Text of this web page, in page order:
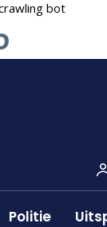
Politie